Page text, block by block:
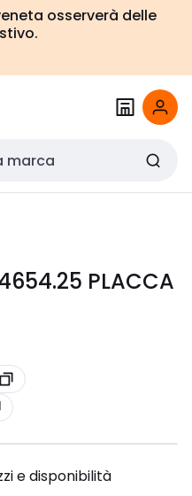
osserverà delle
PLACCA
e disponibilità